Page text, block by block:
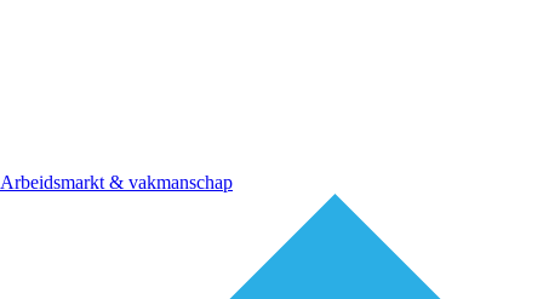
Arbeidsmarkt & vakmanschap